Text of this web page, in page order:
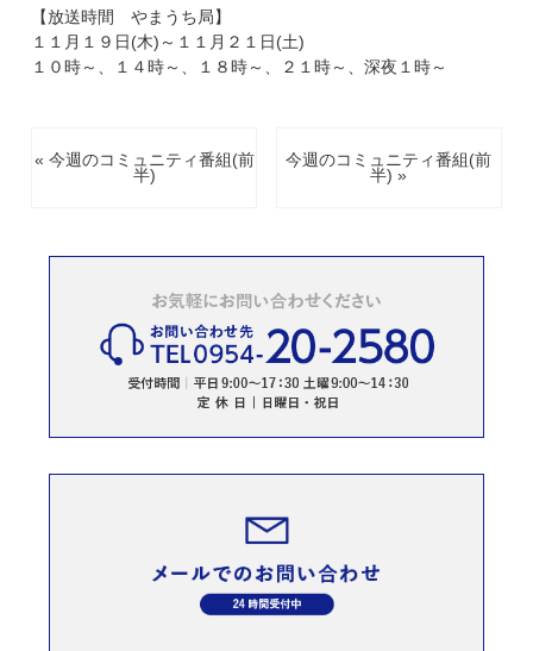
【放送時間 やまうち局】
１１月１９日(木)～１１月２１日(土)
１０時～、１４時～、１８時～、２１時～、深夜１時～
« 今週のコミュニティ番組(前
半)
今週のコミュニティ番組(前
半) »